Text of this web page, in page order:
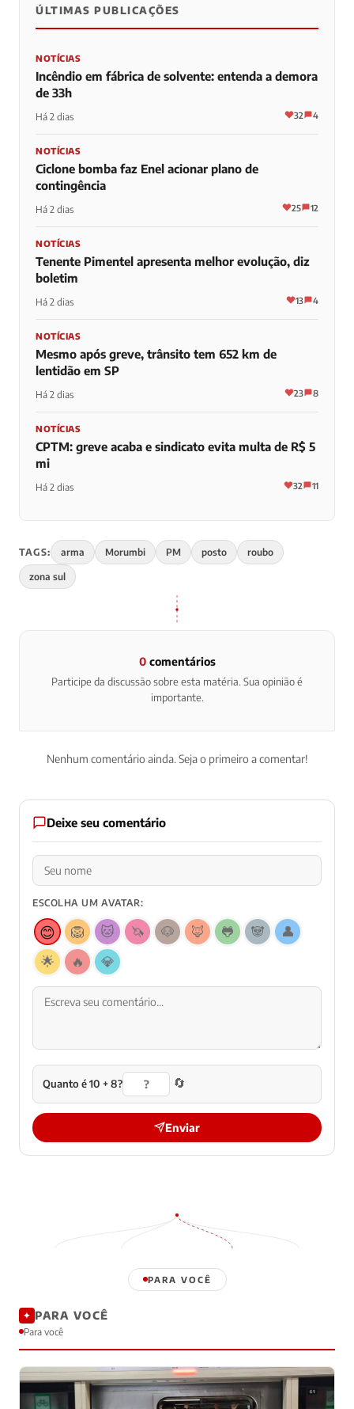
ÚLTIMAS PUBLICAÇÕES
NOTÍCIAS
Incêndio em fábrica de solvente: entenda a demora
de 33h
Há 2 dias 32 4
NOTÍCIAS
Ciclone bomba faz Enel acionar plano de
contingência
Há 2 dias 25 12
NOTÍCIAS
Tenente Pimentel apresenta melhor evolução, diz
boletim
Há 2 dias 13 4
NOTÍCIAS
Mesmo após greve, trânsito tem 652 km de
lentidão em SP
Há 2 dias 23 8
NOTÍCIAS
CPTM: greve acaba e sindicato evita multa de R$ 5
mi
Há 2 dias 32 11
TAGS: arma Morumbi PM posto roubo
zona sul
0comentários
Participe da discussão sobre esta matéria. Sua opinião é
importante.
Nenhum comentário ainda. Seja o primeiro a comentar!
Deixe seu comentário
ESCOLHA UM AVATAR:
😊 🦁 🐱 🦄 🐶 🦊 🐸 🐼
👤
🌟
🔥 💎
Quanto é 10 + 8? 🔄
Enviar
PARA VOCÊ
✦ PARA VOCÊ
Para você